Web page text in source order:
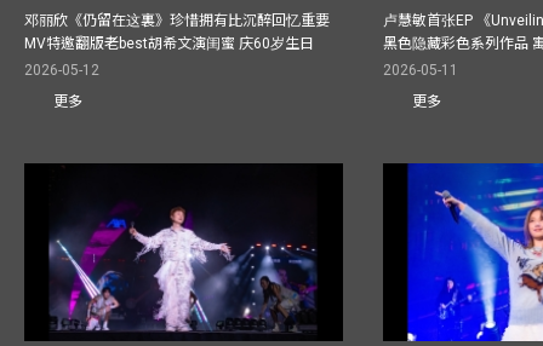
邓丽欣《仍留在这裏》珍惜拥有比沉醉回忆重要
MV特邀翻版老best胡希文演闺蜜 庆60岁生日
2026-05-12
更多
卢慧敏首张EP 《
黑色隐藏彩色系列作品
2026-05-11
更多